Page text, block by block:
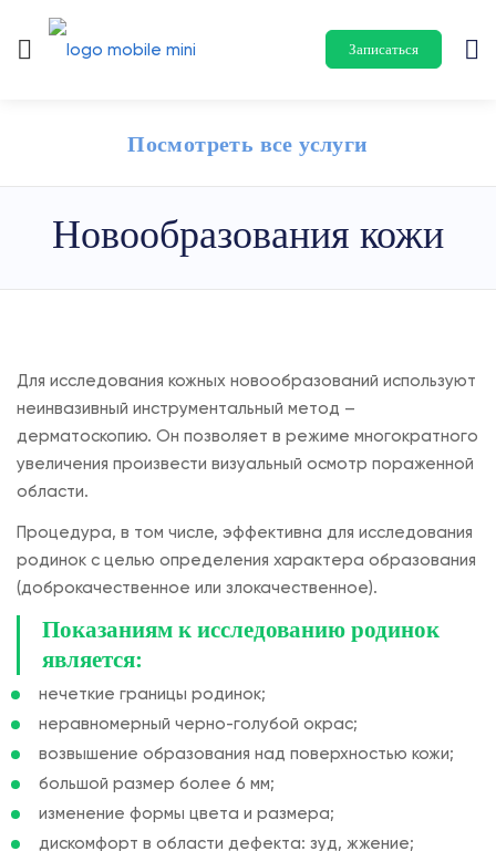
Записаться
Посмотреть все услуги
Новообразования кожи
Для исследования кожных новообразований используют
неинвазивный инструментальный метод –
дерматоскопию. Он позволяет в режиме многократного
увеличения произвести визуальный осмотр пораженной
области.
Процедура, в том числе, эффективна для исследования
родинок с целью определения характера образования
(доброкачественное или злокачественное).
Показаниям к исследованию родинок
является:
нечеткие границы родинок;
неравномерный черно-голубой окрас;
возвышение образования над поверхностью кожи;
большой размер более 6 мм;
изменение формы цвета и размера;
дискомфорт в области дефекта: зуд, жжение;